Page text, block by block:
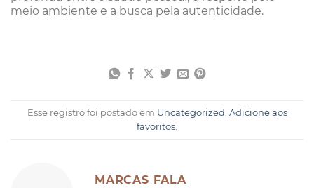
meio ambiente e a busca pela autenticidade.
Esse registro foi postado em Uncategorized Adicione aos
favoritos
MARCAS FALA